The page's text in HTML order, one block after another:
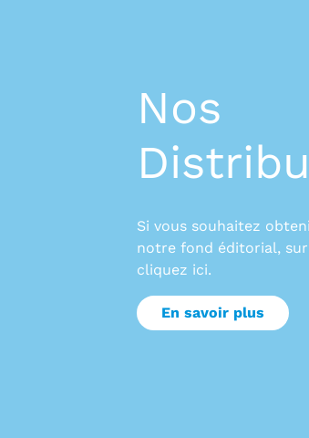
Nos
Si vous souhaitez
notre fond éditorial,
cliquez ici.
En savoir plus